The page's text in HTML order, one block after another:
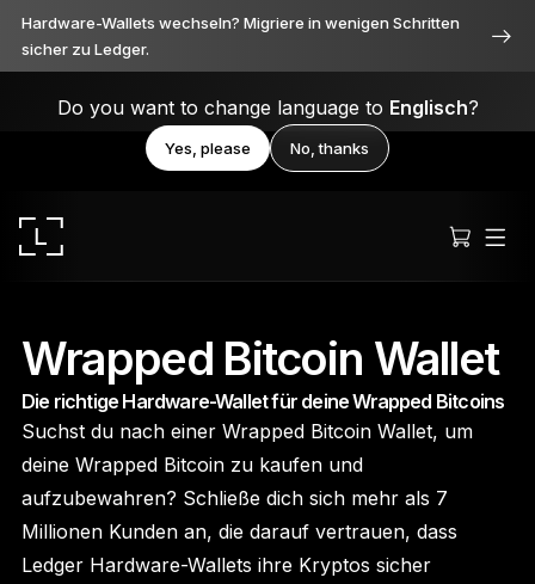
Hardware-Wallets wechseln? Migriere in wenigen Schritten
sicher zu Ledger.
Do you want to change language to Englisch?
Yes, please No, thanks
Ledger Stax
Durchweg erstklassig
Ledger Flex™
Der neue Standard
Wrapped Bitcoin Wallet
Die richtige Hardware-Wallet für deine Wrapped Bitcoins
Suchst du nach einer Wrapped Bitcoin Wallet, um
deine Wrapped Bitcoin zu kaufen und
aufzubewahren? Schließe dich sich mehr als 7
Millionen Kunden an, die darauf vertrauen, dass
Ledger Hardware-Wallets ihre Kryptos sicher